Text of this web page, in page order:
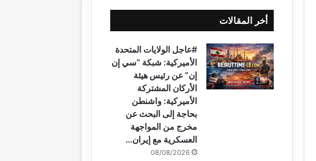
س
ب
و
ك
ن
ت
ي
ر
o
u
T
u
b
e
س
ت
ق
ر
ا
م
ل
ق
ر
أخر المقالات
#عاجل الولايات المتحدة
الأميركية: شبكة “سي إن
إن” عن رئيس هيئة
الأركان المشتركة
الأميركية: واشنطن
بحاجة إلى البحث عن
مخرج من المواجهة
العسكرية مع إيران…
08/08/2026